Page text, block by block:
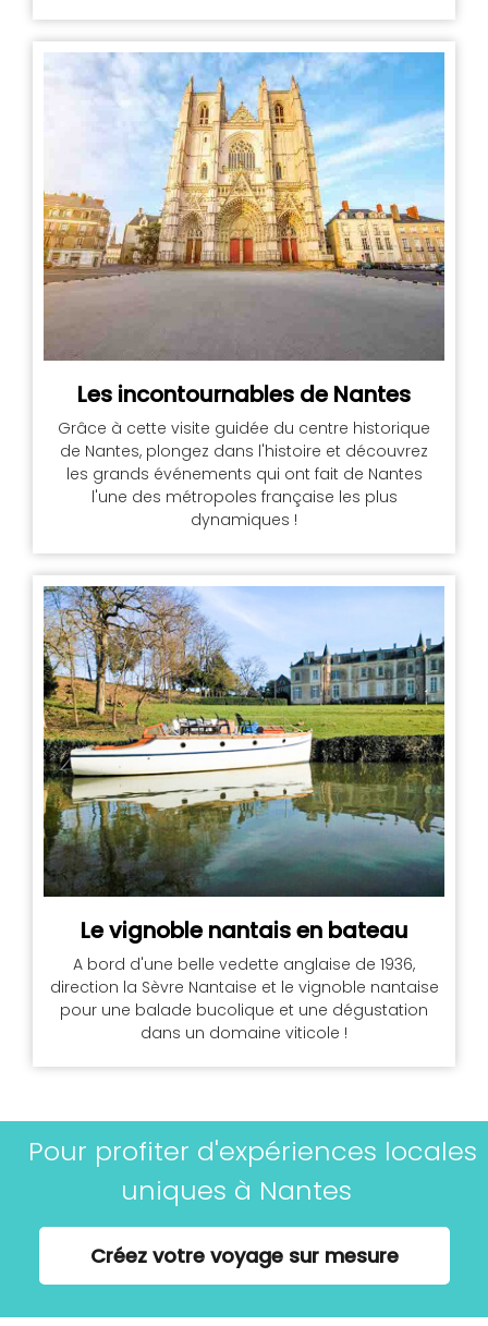
Les incontournables de Nantes
Grâce à cette visite guidée du centre historique
de Nantes, plongez dans l'histoire et découvrez
les grands événements qui ont fait de Nantes
l'une des métropoles française les plus
dynamiques !
Le vignoble nantais en bateau
A bord d'une belle vedette anglaise de 1936,
direction la Sèvre Nantaise et le vignoble nantaise
pour une balade bucolique et une dégustation
dans un domaine viticole !
Pour profiter d'expériences locales
uniques à Nantes
Créez votre voyage sur mesure